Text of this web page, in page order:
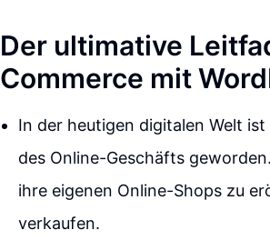
Der ultimative
Commerce mit
In der heutigen digitalen Welt
des Online-Geschäfts
ihre eigenen Online-Shops zu
verkaufen.